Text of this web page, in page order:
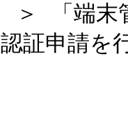
＞ 「端
証申請を